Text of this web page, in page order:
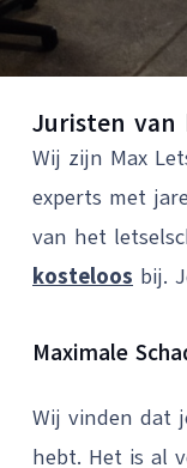
Juristen van
Wij zijn Max
experts met
van het
kosteloos bij.
Maximale
Wij vinden dat
hebt. Het is al